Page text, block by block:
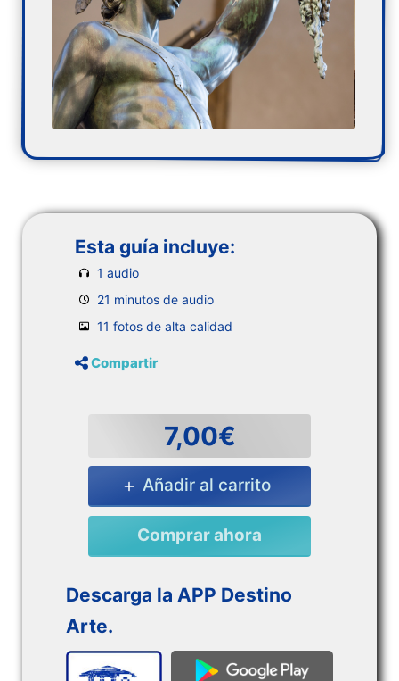
Esta guía incluye:
1 audio
21 minutos de audio
11 fotos de alta calidad
Compartir
7,00€
Añadir al carrito
Comprar ahora
Descarga la APP Destino
Arte.